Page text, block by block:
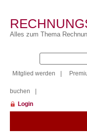
Alles zum Thema
Mitglied werden
buchen
Login